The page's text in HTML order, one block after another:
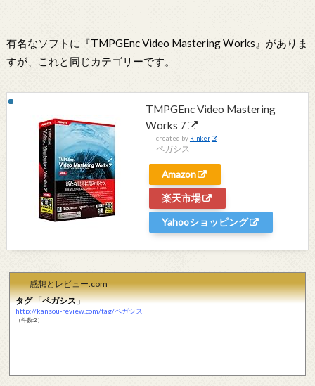
有名なソフトに『TMPGEnc Video Mastering Works』がありま
すが、これと同じカテゴリーです。
TMPGEnc Video Mastering
Works 7
created by Rinker
ペガシス
Amazon
楽天市場
Yahooショッピング
感想とレビュー.com
タグ 「ペガシス」
http://kansou-review.com/tag/ペガシス
（件数:2）